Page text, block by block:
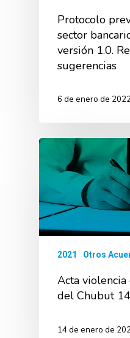
Protocolo
sector
versión 1.0.
sugerencias
6 de enero de
2021 Otros
Acta violencia
del Chubut
14 de enero de